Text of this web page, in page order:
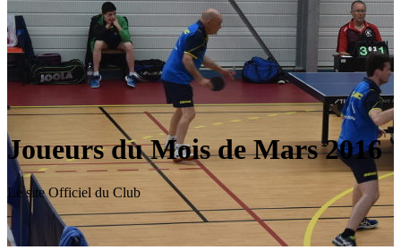
Joueurs du Mois de Mars 2016
Le site Officiel du Club